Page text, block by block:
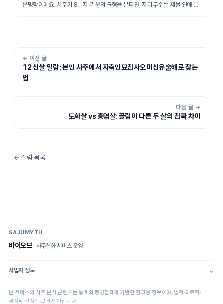
운명학이에요. 사주가 8글자 기운의 균형을 본다면, 자미두수는 재물·연애·
← 이전 글
12 신살 일람: 본인 사주에서 자축인묘진사오미신유술해로 찾는
법
다음 글 →
도화살 vs 홍염살: 끌림이 다른 두 살의 진짜 차이
← 칼럼 목록
SAJUMYTH
바이오브 사주신화서비스 운영
사업자 정보
본 서비스의 사주 분석 콘텐츠는 통계와 동양철학에 기반한 참고용 정보이며, 법적·의료적·
재정적 결정의 근거가 아닙니다.